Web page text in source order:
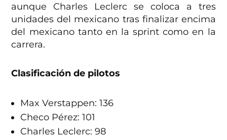
aunque Charles Leclerc se coloca a tres
unidades del mexicano tras finalizar encima
del mexicano tanto en la sprint como en la
carrera.
Clasificación de pilotos
Max Verstappen: 136
Checo Pérez: 101
Charles Leclerc: 98